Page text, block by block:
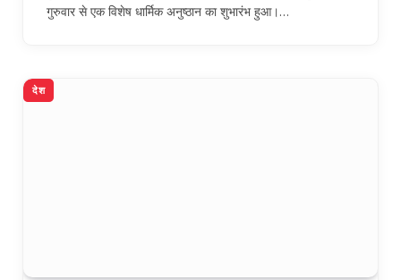
गुरुवार से एक विशेष धार्मिक अनुष्ठान का शुभारंभ हुआ।…
देश